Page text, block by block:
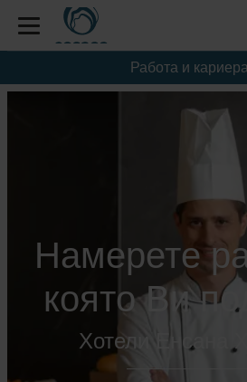
Работа и кариера
Намерете
която Ви
Хотели Енсана